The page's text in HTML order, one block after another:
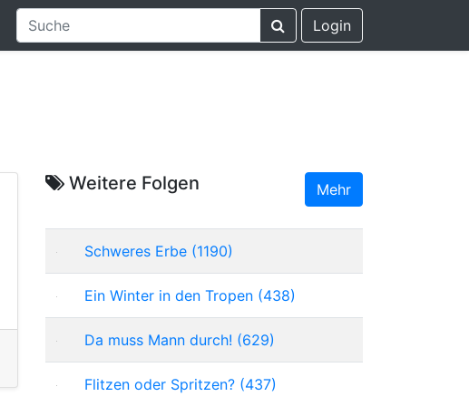
Login
Weitere Folgen Mehr
Schweres Erbe (1190)
Ein Winter in den Tropen (438)
Da muss Mann durch! (629)
Flitzen oder Spritzen? (437)